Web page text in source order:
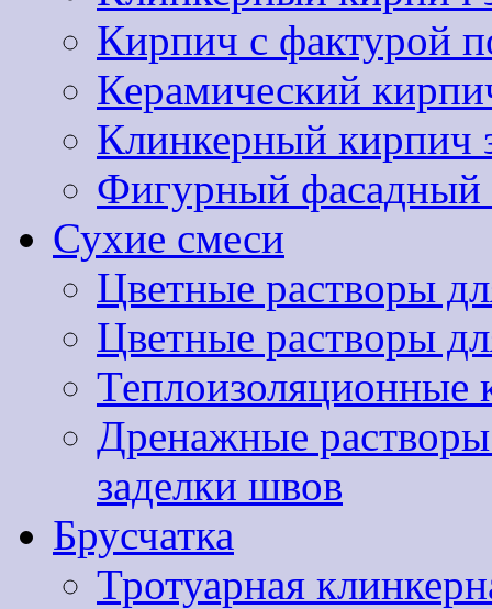
Кирпич с фактурой
Керамический
Клинкерный кирпич
Фигурный фасадный
Сухие смеси
Цветные растворы
Цветные растворы
Теплоизоляционные
Дренажные
заделки швов
Брусчатка
Тротуарная